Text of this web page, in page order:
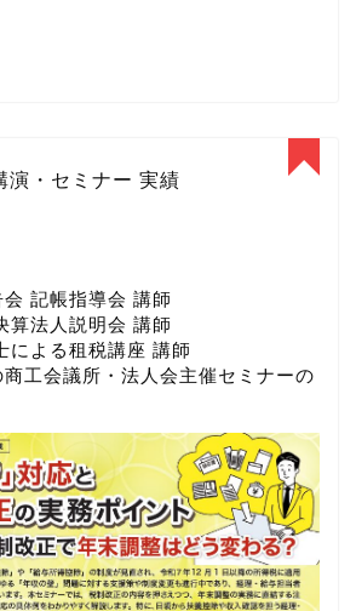
演・セミナー 実績
記帳指導会 講師
算法人説明会 講師
による租税講座 講師
工会議所・法人会主催セミナーの